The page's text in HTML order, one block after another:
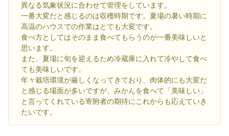
異なる気象状況に合わせて管理をしています。
一番大変だと感じるのは収穫時期です。夏場の暑い時期に
高温のハウスでの作業はとても大変です。
食べ方としてはそのまま食べてもらうのが一番美味しいと
思います。
また、夏場に旬を迎えるため冷蔵庫に入れて冷やして食べ
ても美味しいです。
年々栽培環境が厳しくなってきており、肉体的にも大変だ
と感じる場面が多いですが、みかんを食べて「美味しい」
と言ってくれている寄附者の期待にこれからも応えていき
たいです。